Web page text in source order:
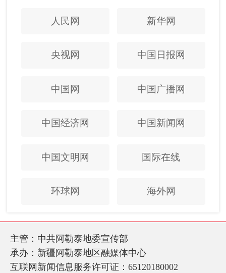
人民网 新华网
央视网 中国日报网
中国网 中国广播网
中国经济网 中国新闻网
中国文明网 国际在线
环球网 海外网
主管：中共阿勒泰地委宣传部
承办：新疆阿勒泰地区融媒体中心
互联网新闻信息服务许可证：65120180002